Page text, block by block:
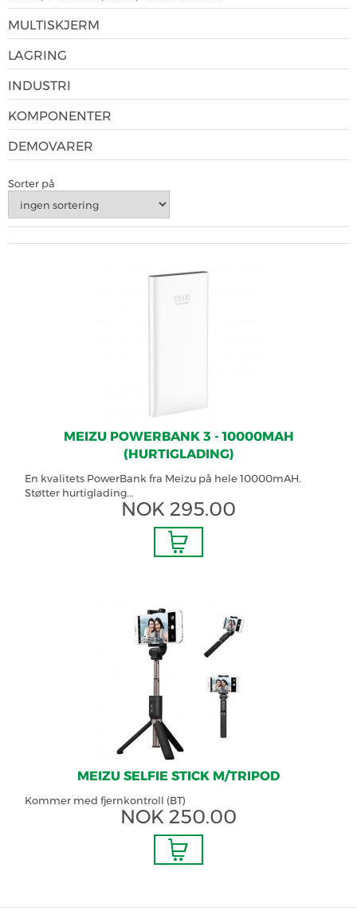
MULTISKJERM
LAGRING
INDUSTRI
KOMPONENTER
DEMOVARER
Sorter på
MEIZU POWERBANK 3 - 10000MAH
(HURTIGLADING)
En kvalitets PowerBank fra Meizu på hele 10000mAH.
Støtter hurtiglading...
NOK 295.00
MEIZU SELFIE STICK M/TRIPOD
Kommer med fjernkontroll (BT)
NOK 250.00